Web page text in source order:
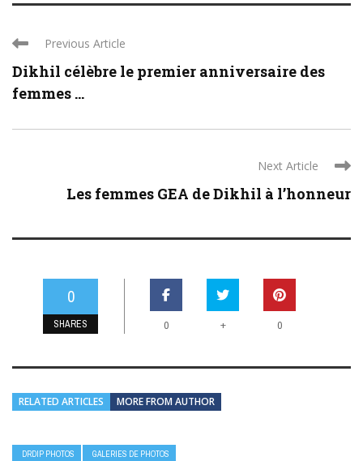
Previous Article
Dikhil célèbre le premier anniversaire des
femmes ...
Next Article
Les femmes GEA de Dikhil à l’honneur
0
SHARES 0 + 0
RELATED ARTICLES MORE FROM AUTHOR
DRDIP PHOTOS GALERIES DE PHOTOS